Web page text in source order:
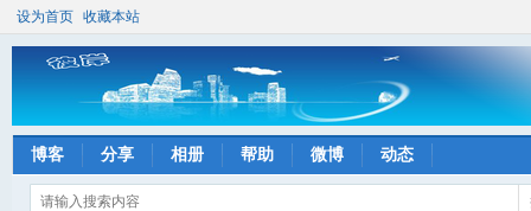
设为首页 收藏本站
博客 分享 相册 帮助 微博 动态